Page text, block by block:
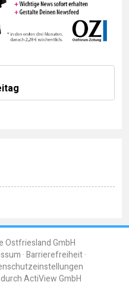
Ostfriesland GmbH
Barrierefreiheit
ActiView GmbH